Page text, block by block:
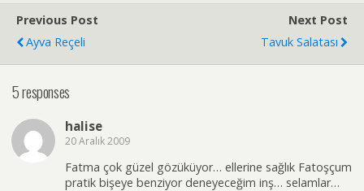
Previous Post
Ayva Reçeli
Next Post
Tavuk Salatası
5 responses
halise
20 Aralık 2009
Fatma çok güzel gözüküyor… ellerine sağlık Fatoşçum
pratik bişeye benziyor deneyeceğim inş… selamlar…